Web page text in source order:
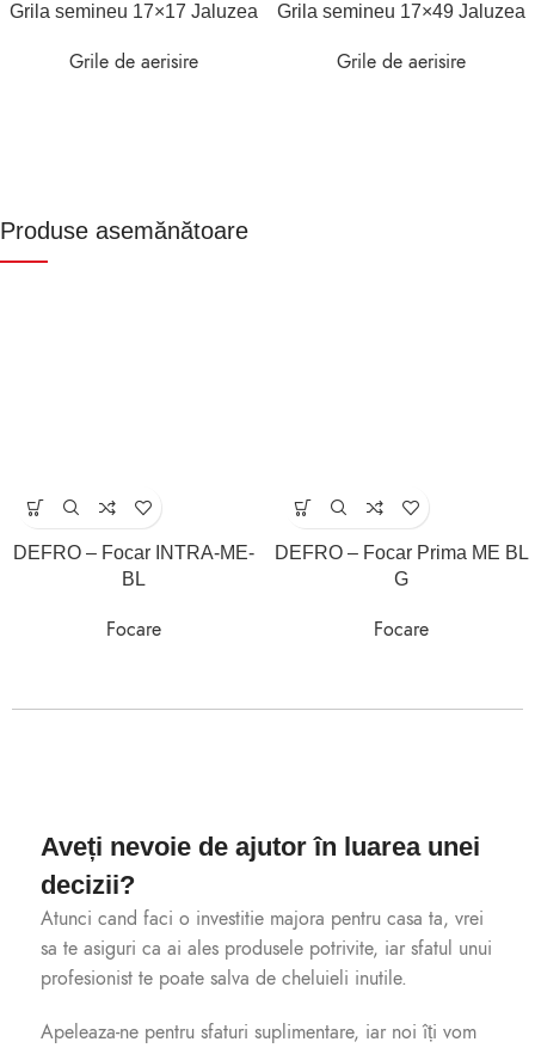
Grila semineu 17×17 Jaluzea
Grile de aerisire
Grila semineu 17×49 Jaluzea
Grile de aerisire
Produse asemănătoare
DEFRO – Focar INTRA-ME-
BL
Focare
DEFRO – Focar Prima ME BL
G
Focare
Aveți nevoie de ajutor în luarea unei
decizii?
Atunci cand faci o investitie majora pentru casa ta, vrei
sa te asiguri ca ai ales produsele potrivite, iar sfatul unui
profesionist te poate salva de cheluieli inutile.
Apeleaza-ne pentru sfaturi suplimentare, iar noi îți vom